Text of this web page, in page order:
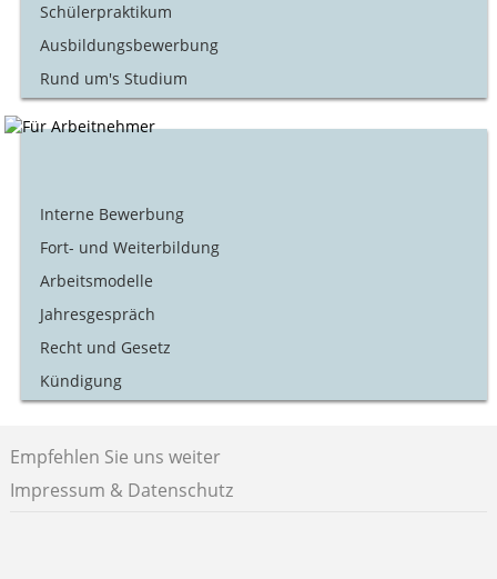
Schülerpraktikum
Ausbildungsbewerbung
Rund um's Studium
Interne Bewerbung
Fort- und Weiterbildung
Arbeitsmodelle
Jahresgespräch
Recht und Gesetz
Kündigung
Empfehlen Sie uns weiter
Impressum & Datenschutz